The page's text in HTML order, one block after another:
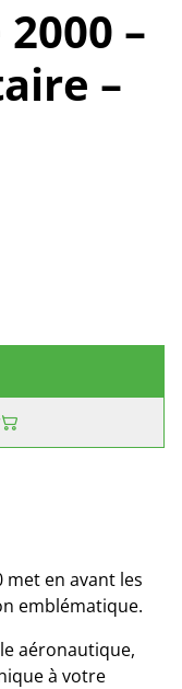
–
–
en avant les
emblématique.
aéronautique,
à votre